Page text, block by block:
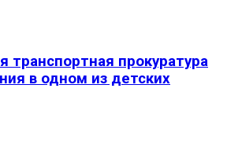
транспортная прокуратура
в одном из детских